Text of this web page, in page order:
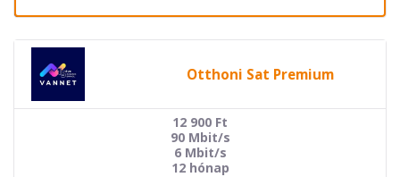
Otthoni Sat Premium
12 900 Ft
90 Mbit/s
6 Mbit/s
12 hónap